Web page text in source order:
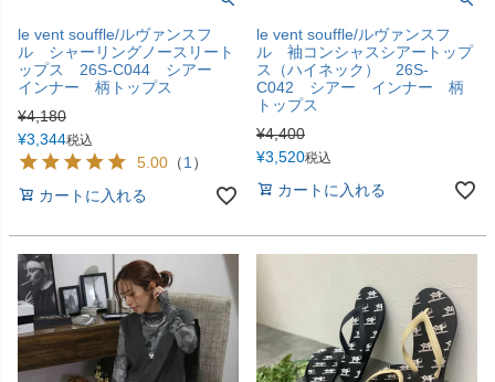
le vent souffle/ルヴァンスフ
ル シャーリングノースリート
ップス 26S-C044 シアー
インナー 柄トップス
¥4,180
¥3,344税込
5.00 （1 ）
カートに入れる
le vent souffle/ルヴァンスフ
ル 袖コンシャスシアートップ
ス（ハイネック） 26S-
C042 シアー インナー 柄
トップス
¥4,400
¥3,520税込
カートに入れる